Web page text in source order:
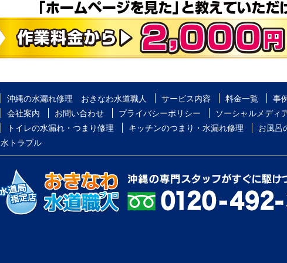
沖縄の水漏れ修理 おきなわ水道職人 サービス内容 料金一覧 事
会社案内
お問い合わせ プライバシーポリシー
ソーシャルメディ
トイレの水漏れ・つまり修理
キッチンのつまり・水漏れ修理 お風呂
水トラブル